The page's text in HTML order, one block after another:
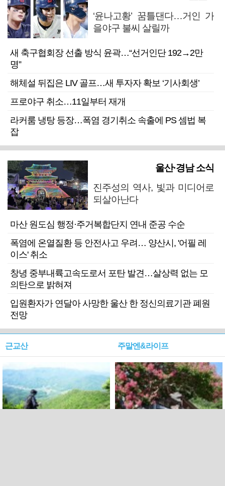
‘윤나고황’ 꿈틀댄다…거인 가
을야구 불씨 살릴까
새 축구협회장 선출 방식 윤곽…“선거인단 192→2만
명”
해체설 뒤집은 LIV 골프…새 투자자 확보 ‘기사회생’
프로야구 취소…11일부터 재개
라커룸 냉탕 등장…폭염 경기취소 속출에 PS 셈법 복
잡
울산·경남 소식
진주성의 역사, 빛과 미디어로
되살아난다
마산 원도심 행정·주거복합단지 연내 준공 수순
폭염에 온열질환 등 안전사고 우려… 양산시, '어필 레
이스' 취소
창녕 중부내륙고속도로서 포탄 발견…살상력 없는 모
의탄으로 밝혀져
입원환자가 연달아 사망한 울산 한 정신의료기관 폐원
전망
근교산 주말엔&라이프